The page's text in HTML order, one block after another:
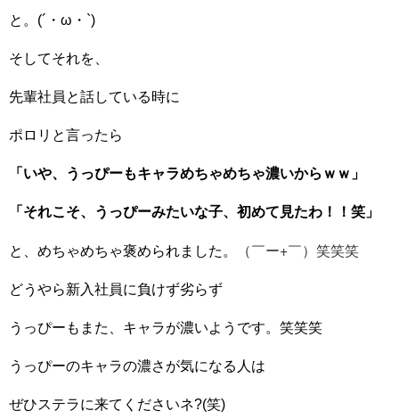
と。(´・ω・`)
そしてそれを、
先輩社員と話している時に
ポロリと言ったら
「いや、うっぴーもキャラめちゃめちゃ濃いからｗｗ」
「それこそ、うっぴーみたいな子、初めて見たわ！！笑」
と、めちゃめちゃ褒められました。 （￣ー+￣）笑笑笑
どうやら新入社員に負けず劣らず
うっぴーもまた、キャラが濃いようです。笑笑笑
うっぴーのキャラの濃さが気になる人は
ぜひステラに来てくださいネ?(笑)